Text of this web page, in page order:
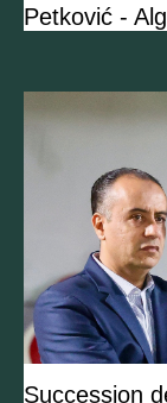
Petković -
Succession